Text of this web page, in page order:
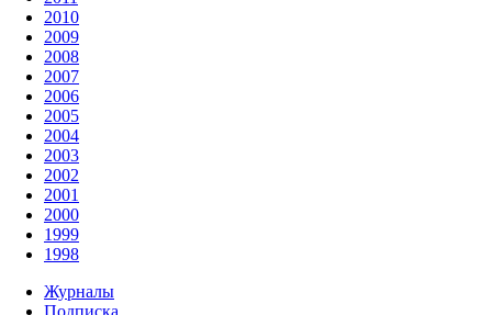
2010
2009
2008
2007
2006
2005
2004
2003
2002
2001
2000
1999
1998
Журналы
Подписка